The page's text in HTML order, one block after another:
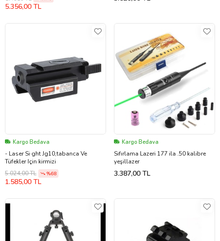
5.356,00 TL
Kargo Bedava
- Laser Si·ght Jg10,tabanca Ve
Tüfekler Için kirmizi
5.024,00 TL
%68
1.585,00 TL
Kargo Bedava
Sıfırlama Lazeri 177 ila .50 kalibre
yeşillazer
3.387,00 TL